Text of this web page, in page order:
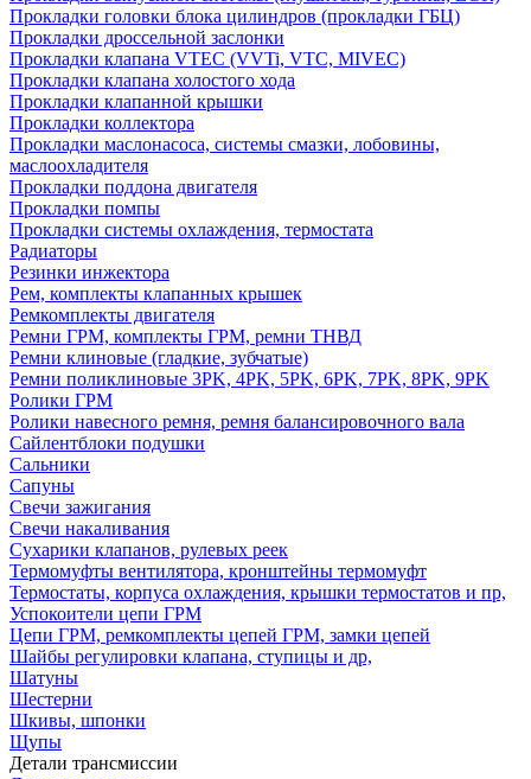
Прокладки головки блока цилиндров (прокладки ГБЦ)
Прокладки дроссельной заслонки
Прокладки клапана VTEC (VVTi, VTC, MIVEC)
Прокладки клапана холостого хода
Прокладки клапанной крышки
Прокладки коллектора
Прокладки маслонасоса, системы смазки, лобовины,
маслоохладителя
Прокладки поддона двигателя
Прокладки помпы
Прокладки системы охлаждения, термостата
Радиаторы
Резинки инжектора
Рем, комплекты клапанных крышек
Ремкомплекты двигателя
Ремни ГРМ, комплекты ГРМ, ремни ТНВД
Ремни клиновые (гладкие, зубчатые)
Ремни поликлиновые 3PK, 4PK, 5PK, 6PK, 7PK, 8PK, 9PK
Ролики ГРМ
Ролики навесного ремня, ремня балансировочного вала
Сайлентблоки подушки
Сальники
Сапуны
Свечи зажигания
Свечи накаливания
Сухарики клапанов, рулевых реек
Термомуфты вентилятора, кронштейны термомуфт
Термостаты, корпуса охлаждения, крышки термостатов и пр,
Успокоители цепи ГРМ
Цепи ГРМ, ремкомплекты цепей ГРМ, замки цепей
Шайбы регулировки клапана, ступицы и др,
Шатуны
Шестерни
Шкивы, шпонки
Щупы
Детали трансмиссии